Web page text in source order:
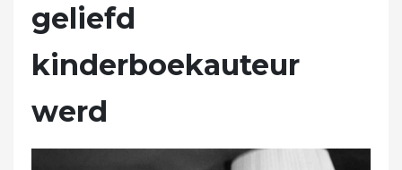
geliefd
kinderboekauteur
werd